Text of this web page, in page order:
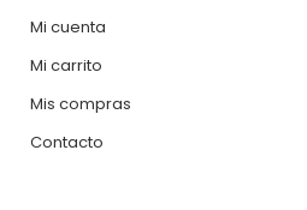
Mi cuenta
Mi carrito
Mis compras
Contacto